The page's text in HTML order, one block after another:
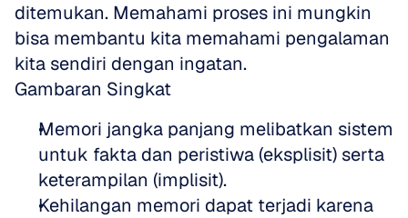
ditemukan. Memahami proses ini mungkin
bisa membantu kita memahami pengalaman
kita sendiri dengan ingatan.
Gambaran Singkat
Memori jangka panjang melibatkan sistem
untuk fakta dan peristiwa (eksplisit) serta
keterampilan (implisit).
Kehilangan memori dapat terjadi karena